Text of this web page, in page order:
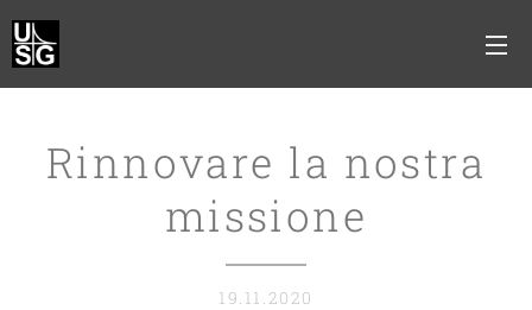
Rinnovare la nostra
missione
19.11.2020